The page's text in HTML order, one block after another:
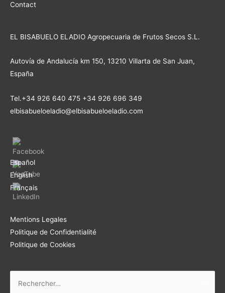
Contact
EL BISABUELO ELADIO Agropecuaria de Frutos Secos S.L.
Autovía de Andalucía km 150, 13210 Villarta de San Juan,
España
Tel.+34 926 640 475 +34 926 696 349
elbisabueloeladio@elbisabueloeladio.com
Español
English
Français
Mentions Legales
Politique de Confidentialité
Politique de Cookies